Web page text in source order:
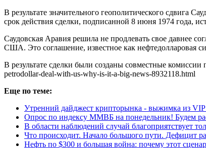
В результате значительного геополитического сдвига
срок действия сделки, подписанной 8 июня 1974 года,
Саудовская Аравия решила не продлевать свое давнее
США. Это соглашение, известное как нефтедолларовая
В результате сделки были созданы совместные
petrodollar-deal-with-us-why-is-it-a-big-news-8932118.html
Еще по теме:
Утренний дайджест крипторынка - выжимка из VIP
Опрос по индексу ММВБ на понедельник! Будем
В области наблюдений случай благоприятствует
Что происходит. Начало большого пути. Дефицит
Нефть по $300 и большая война: почему этот